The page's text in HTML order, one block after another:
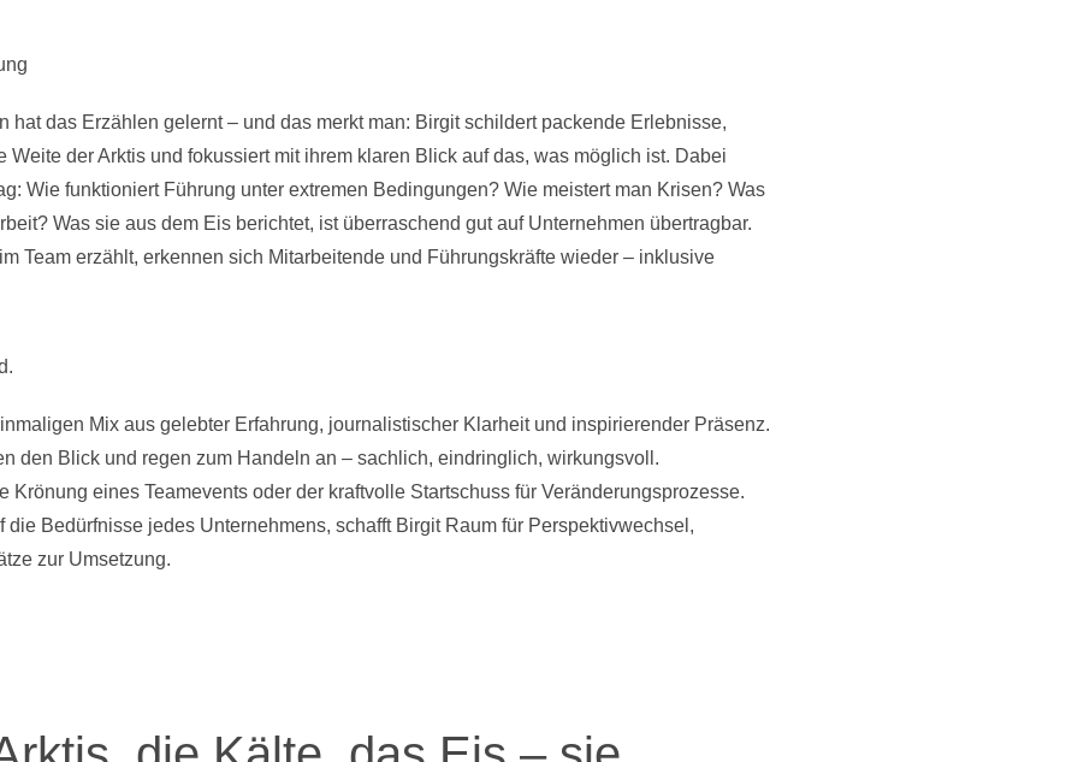
hat das Erzählen gelernt – und das merkt man: Birgit schildert packende Erlebnisse,
Weite der Arktis und fokussiert mit ihrem klaren Blick auf das, was möglich ist. Dabei
Wie funktioniert Führung unter extremen Bedingungen? Wie meistert man Krisen? Was
Was sie aus dem Eis berichtet, ist überraschend gut auf Unternehmen übertragbar.
Team erzählt, erkennen sich Mitarbeitende und Führungskräfte wieder – inklusive
Mix aus gelebter Erfahrung, journalistischer Klarheit und inspirierender Präsenz.
den Blick und regen zum Handeln an – sachlich, eindringlich, wirkungsvoll.
Krönung eines Teamevents oder der kraftvolle Startschuss für Veränderungsprozesse.
Bedürfnisse jedes Unternehmens, schafft Birgit Raum für Perspektivwechsel,
zur Umsetzung.